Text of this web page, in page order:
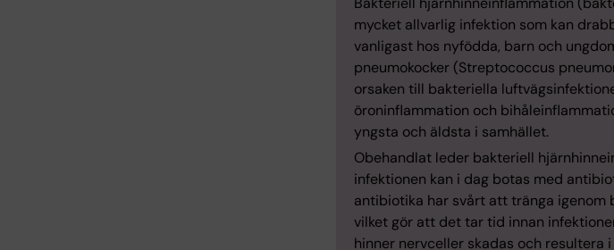
mycket allvarlig infektion som kan
vanligast hos nyfödda, barn och
pneumokocker (Streptococcus
orsaken till bakteriella
öroninflammation och
yngsta och äldsta i samhället.
Obehandlat leder bakteriell
infektionen kan i dag botas med
antibiotika har svårt att tränga
vilket gör att det tar tid innan
hinner nervceller skadas och resultera